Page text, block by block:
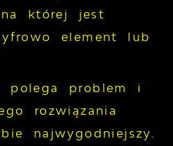
której jest
element lub
polega problem i
rozwiązania
najwygodniejszy.